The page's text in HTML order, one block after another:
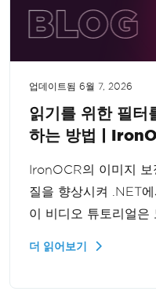
업데이트됨 6월 7, 2026
읽기를 위한 필터
하는 방법 |
IronOCR의 이미지 보
질을 향상시켜 .NET
이 비디오 튜토리얼은
더 읽어보기